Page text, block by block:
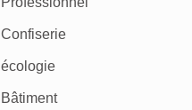
Confiserie
écologie
Bâtiment